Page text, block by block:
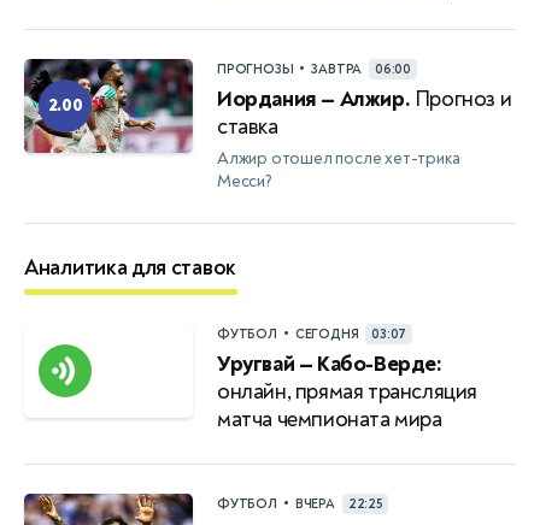
2.00
ПРОГНОЗЫ • ЗАВТРА 06:00
Иордания — Алжир. Прогноз и
ставка
Алжир отошел после хет-трика
Месси?
Аналитика для ставок
ФУТБОЛ • СЕГОДНЯ 03:07
Уругвай — Кабо-Верде:
онлайн, прямая трансляция
матча чемпионата мира
ФУТБОЛ • ВЧЕРА 22:25